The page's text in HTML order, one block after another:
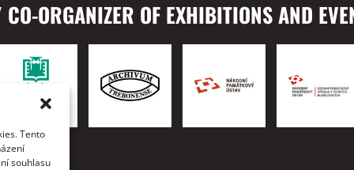
Tento
souhlasu
ORGANIZER OF EXHIBITIONS AND